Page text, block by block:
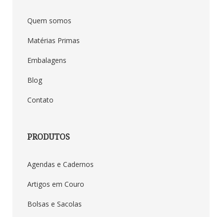
Quem somos
Matérias Primas
Embalagens
Blog
Contato
PRODUTOS
Agendas e Cadernos
Artigos em Couro
Bolsas e Sacolas